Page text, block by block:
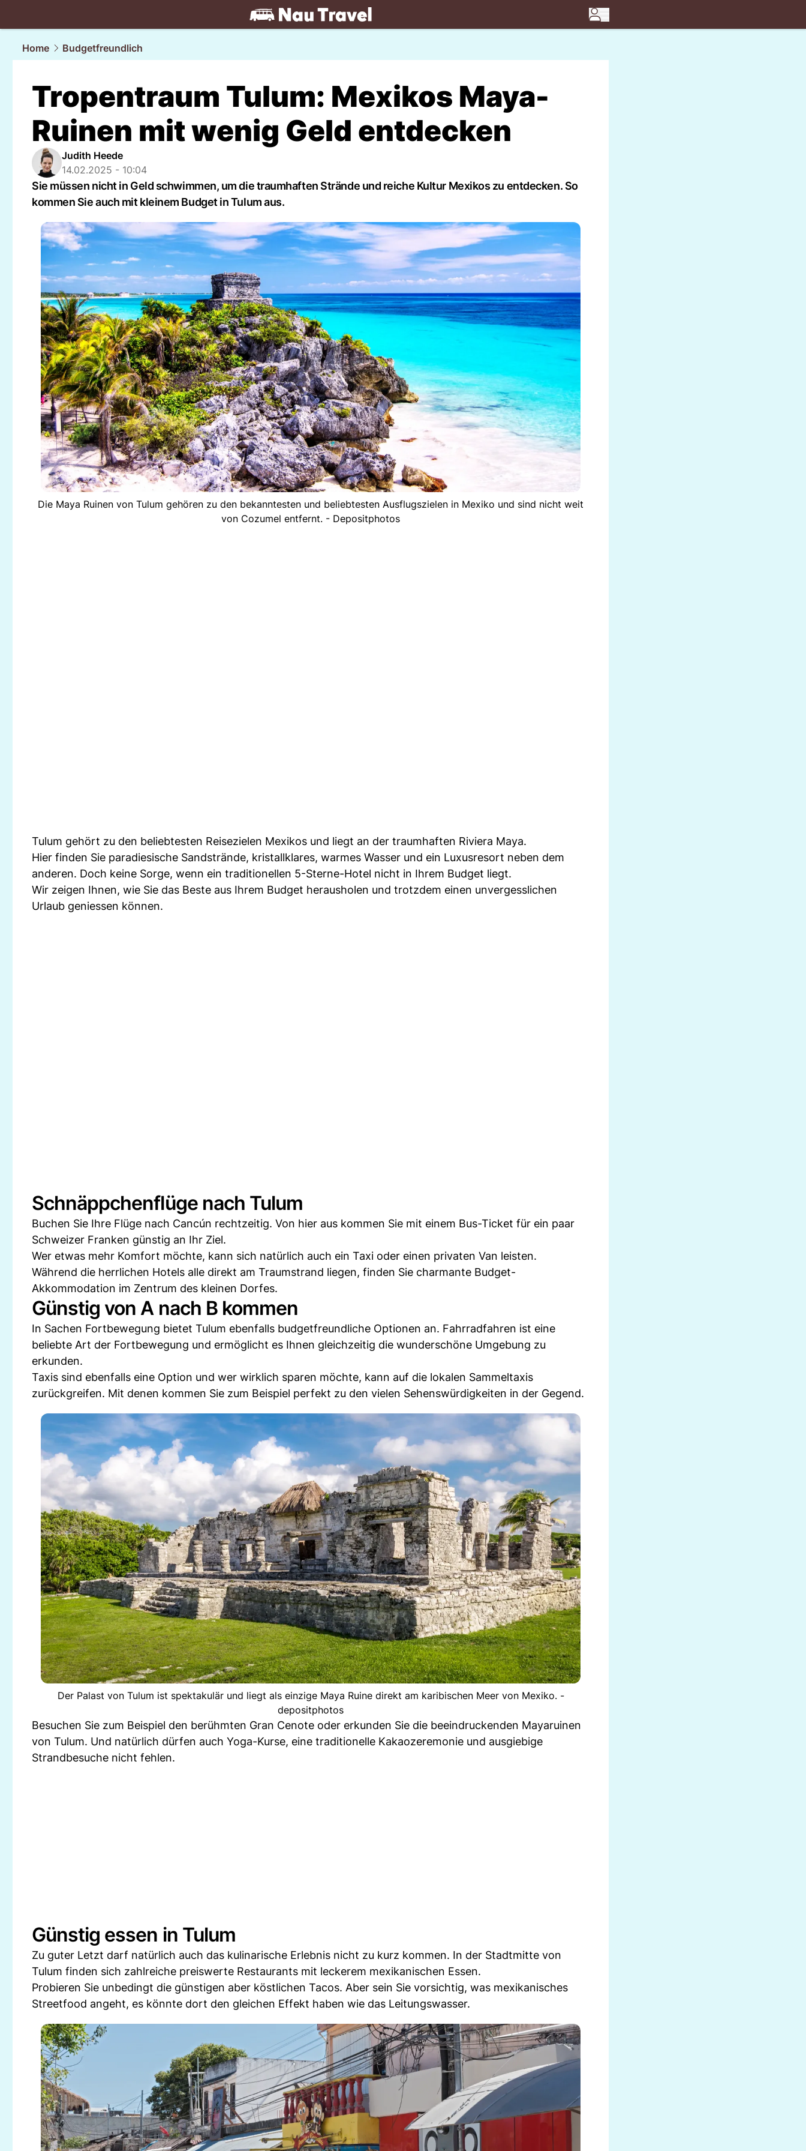
travel.NAU.ch
Home
Budgetfreundlich
Tropentraum Tulum: Mexikos Maya-
Ruinen mit wenig Geld entdecken
Judith Heede
14.02.2025 - 10:04
Sie müssen nicht in Geld schwimmen, um die traumhaften Strände und reiche Kultur Mexikos zu entdecken. So
kommen Sie auch mit kleinem Budget in Tulum aus.
Die Maya Ruinen von Tulum gehören zu den bekanntesten und beliebtesten Ausflugszielen in Mexiko und sind nicht weit
von Cozumel entfernt. - Depositphotos
Tulum gehört zu den beliebtesten Reisezielen Mexikos und liegt an der traumhaften Riviera Maya.
Hier finden Sie paradiesische Sandstrände, kristallklares, warmes Wasser und ein Luxusresort neben dem
anderen. Doch keine Sorge, wenn ein traditionellen 5-Sterne-Hotel nicht in Ihrem Budget liegt.
Wir zeigen Ihnen, wie Sie das Beste aus Ihrem Budget herausholen und trotzdem einen unvergesslichen
Urlaub geniessen können.
Schnäppchenflüge nach Tulum
Buchen Sie Ihre Flüge nach Cancún rechtzeitig. Von hier aus kommen Sie mit einem Bus-Ticket für ein paar
Schweizer Franken günstig an Ihr Ziel.
Wer etwas mehr Komfort möchte, kann sich natürlich auch ein Taxi oder einen privaten Van leisten.
Während die herrlichen Hotels alle direkt am Traumstrand liegen, finden Sie charmante Budget-
Akkommodation im Zentrum des kleinen Dorfes.
Günstig von A nach B kommen
In Sachen Fortbewegung bietet Tulum ebenfalls budgetfreundliche Optionen an. Fahrradfahren ist eine
beliebte Art der Fortbewegung und ermöglicht es Ihnen gleichzeitig die wunderschöne Umgebung zu
erkunden.
Taxis sind ebenfalls eine Option und wer wirklich sparen möchte, kann auf die lokalen Sammeltaxis
zurückgreifen. Mit denen kommen Sie zum Beispiel perfekt zu den vielen Sehenswürdigkeiten in der Gegend.
Der Palast von Tulum ist spektakulär und liegt als einzige Maya Ruine direkt am karibischen Meer von Mexiko. -
depositphotos
Besuchen Sie zum Beispiel den berühmten Gran Cenote oder erkunden Sie die beeindruckenden Mayaruinen
von Tulum. Und natürlich dürfen auch Yoga-Kurse, eine traditionelle Kakaozeremonie und ausgiebige
Strandbesuche nicht fehlen.
Günstig essen in Tulum
Zu guter Letzt darf natürlich auch das kulinarische Erlebnis nicht zu kurz kommen. In der Stadtmitte von
Tulum finden sich zahlreiche preiswerte Restaurants mit leckerem mexikanischen Essen.
Probieren Sie unbedingt die günstigen aber köstlichen Tacos. Aber sein Sie vorsichtig, was mexikanisches
Streetfood angeht, es könnte dort den gleichen Effekt haben wie das Leitungswasser.